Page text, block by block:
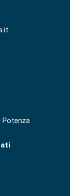
Potenza